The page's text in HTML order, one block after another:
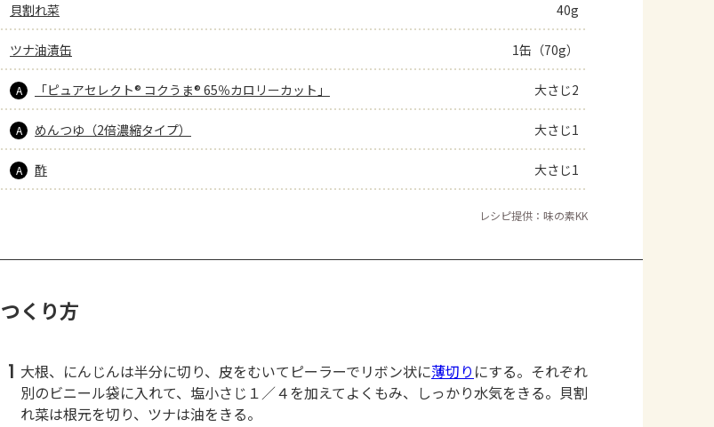
貝割れ菜 40g
ツナ油漬缶 1缶（70g）
A 「ピュアセレクト® コクうま® 65％カロリーカット」 大さじ2
A めんつゆ（2倍濃縮タイプ） 大さじ1
A 酢 大さじ1
レシピ提供：味の素KK
つくり方
1 大根、にんじんは半分に切り、皮をむいてピーラーでリボン状に薄切り にする。それぞれ
別のビニール袋に入れて、塩小さじ１／４を加えてよくもみ、しっかり水気をきる。貝割
れ菜は根元を切り、ツナは油をきる。